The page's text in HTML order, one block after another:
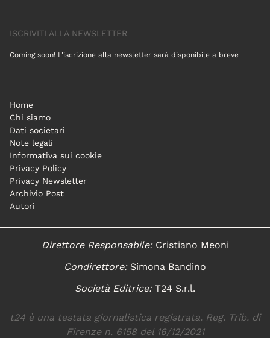
ISCRIVITI ALLA NEWSLETTER
Coming soon! L'iscrizione alla newsletter sarà disponibile a breve
Home
Chi siamo
Dati societari
Note legali
Informativa sui cookie
Privacy Policy
Privacy Newsletter
Archivio Post
Autori
Direttore Responsabile:Cristiano Meoni
Condirettore:Simona Bandino
Società Editrice:T24 S.r.l.
t24 è una testata giornalistica registrata. Reg. Trib. di
Firenze n. 6158 del 16/12/2021